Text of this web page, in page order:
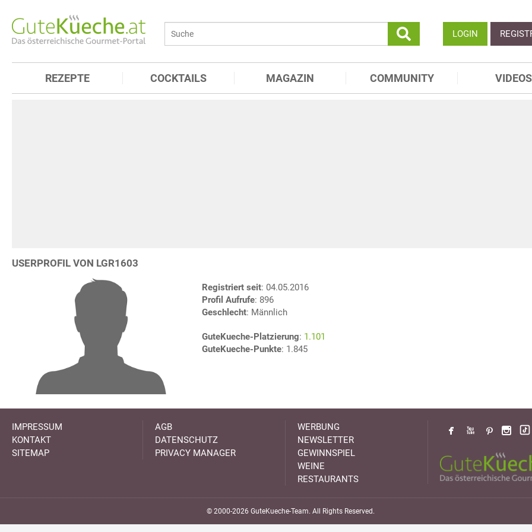
LOGIN
REZEPTE COCKTAILS MAGAZIN COMMUNITY VIDEOS
USERPROFIL VON LGR1603
Registriert seit: 04.05.2016
Profil Aufrufe: 896
Geschlecht: Männlich
GuteKueche-Platzierung: 1.101
GuteKueche-Punkte: 1.845
IMPRESSUM
KONTAKT
SITEMAP
AGB
DATENSCHUTZ
PRIVACY MANAGER
WERBUNG
NEWSLETTER
GEWINNSPIEL
WEINE
RESTAURANTS
© 2000-2026 GuteKueche-Team. All Rights Reserved.